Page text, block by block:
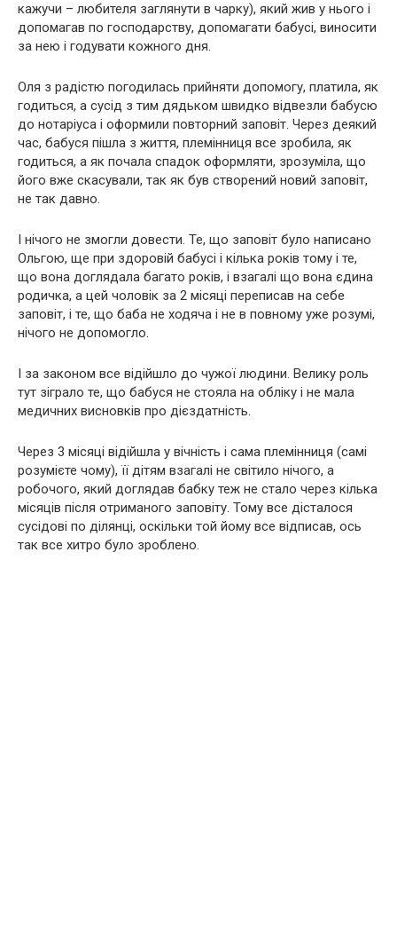
кажучи – любителя заглянути в чарку), який жив у нього і
допомагав по господарству, допомагати бабусі, виносити
за нею і годувати кожного дня.
Оля з радістю погодилась прийняти допомогу, платила, як
годиться, а сусід з тим дядьком швидко відвезли бабусю
до нотаріуса і оформили повторний заповіт. Через деякий
час, бабуся пішла з життя, племінниця все зробила, як
годиться, а як почала спадок оформляти, зрозуміла, що
його вже скасували, так як був створений новий заповіт,
не так давно.
І нічого не змогли довести. Те, що заповіт було написано
Ольгою, ще при здоровій бабусі і кілька років тому і те,
що вона доглядала багато років, і взагалі що вона єдина
родичка, а цей чоловік за 2 місяці переписав на себе
заповіт, і те, що баба не ходяча і не в повному уже розумі,
нічого не допомогло.
І за законом все відійшло до чужої людини. Велику роль
тут зіграло те, що бабуся не стояла на обліку і не мала
медичних висновків про дієздатність.
Через 3 місяці відійшла у вічність і сама племінниця (самі
розумієте чому), її дітям взагалі не світило нічого, а
робочого, який доглядав бабку теж не стало через кілька
місяців після отриманого заповіту. Тому все дісталося
сусідові по ділянці, оскільки той йому все відписав, ось
так все хитро було зроблено.